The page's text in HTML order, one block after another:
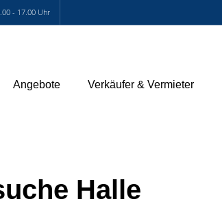
- 17.00 Uhr
Angebote Verkäufer & Vermieter
Halle